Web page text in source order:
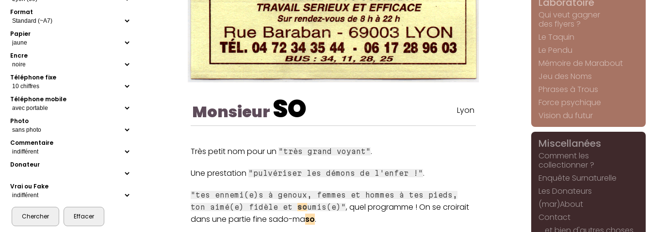
Format
Papier
Encre
Téléphone fixe
Téléphone mobile
Photo
Commentaire
Donateur
Vrai ou Fake
MonsieurSO Lyon
Très petit nom pour un "très grand voyant" .
Une prestation "pulvériser les démons de l'enfer !" .
"tes ennemi(e)s à genoux, femmes et hommes à tes pieds,
ton aimé(e) fidèle et soumis(e)", quel programme ! On se croirait
dans une partie fine sado-maso.
Qui veut gagner
des flyers ?
Le Taquin
Le Pendu
Mémoire de Marabout
Jeu des Noms
Phrases à Trous
Force psychique
Vision du futur
Miscellanées
Comment les
collectionner ?
Enquête Surnaturelle
Les Donateurs
(mar)About
Contact